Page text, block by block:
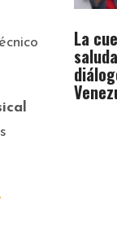
La